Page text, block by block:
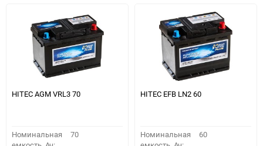
HITEC AGM VRL3 70
Номинальная
70
HITEC EFB LN2 60
Номинальная
60